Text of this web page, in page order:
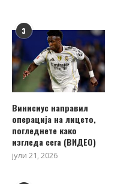
3
Винисиус направил
операција на лицето,
погледнете како
изгледа сега (ВИДЕО)
јули 21, 2026